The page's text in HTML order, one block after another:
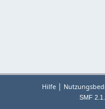
Hilfe |
SMF